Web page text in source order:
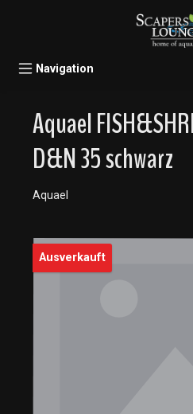
Navigation
Aquael
D&N 35 schwarz
Aquael
Bildergalerie überspringen
Ausverkauft